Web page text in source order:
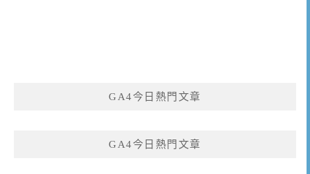
GA4今日熱門文章
GA4今日熱門文章